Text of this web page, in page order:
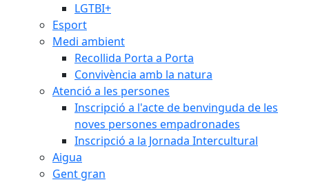
LGTBI+
Esport
Medi ambient
Recollida Porta a Porta
Convivència amb la natura
Atenció a les persones
Inscripció a l'acte de benvinguda de les
noves persones empadronades
Inscripció a la Jornada Intercultural
Aigua
Gent gran